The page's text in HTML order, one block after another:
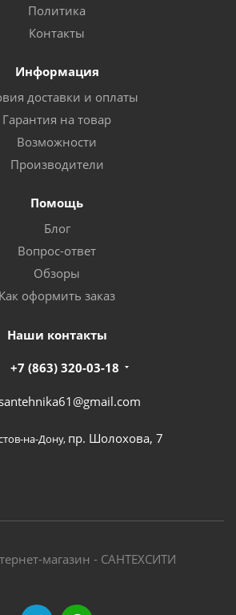
Политика
Контакты
Информация
доставки и оплаты
Гарантия на товар
Возможности
Производители
Помощь
Блог
Вопрос-ответ
Обзоры
Как оформить заказ
Наши контакты
+7 (863) 320-03-18
santehnika61@gmail.com
на-Дону, пр. Шолохова, 7
магазин - САНТЕХСИТИ